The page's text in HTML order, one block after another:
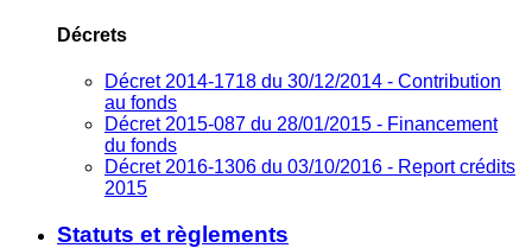
Décrets
Décret 2014-1718 du 30/12/2014 - Contribution
au fonds
Décret 2015-087 du 28/01/2015 - Financement
du fonds
Décret 2016-1306 du 03/10/2016 - Report crédits
2015
Statuts et règlements